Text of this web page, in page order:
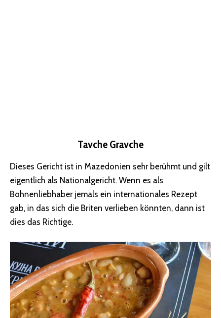
Tavche Gravche
Dieses Gericht ist in Mazedonien sehr berühmt und gilt
eigentlich als Nationalgericht. Wenn es als
Bohnenliebhaber jemals ein internationales Rezept
gab, in das sich die Briten verlieben könnten, dann ist
dies das Richtige.